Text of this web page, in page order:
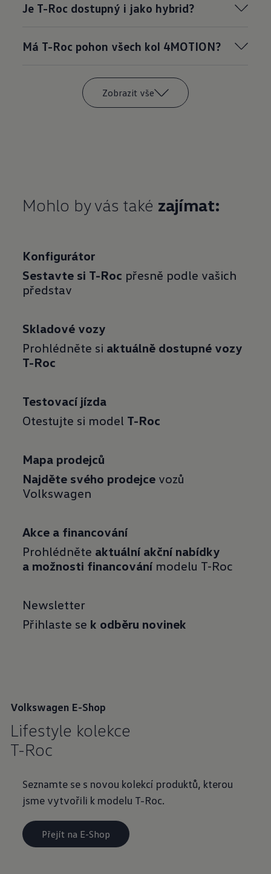
Je T-Roc dostupný i jako hybrid?
Má T-Roc pohon všech kol 4MOTION?
Zobrazit vše
Mohlo by vás také zajímat:
Konfigurátor
Sestavte si T-Roc přesně podle vašich
představ
Skladové vozy
Prohlédněte si aktuálně dostupné vozy
T-Roc
Testovací jízda
Otestujte si model T-Roc
Mapa prodejců
Najděte svého prodejce vozů
Volkswagen
Akce a financování
Prohlédněte aktuální akční nabídky
a možnosti financovánímodelu T-Roc
Newsletter
Přihlaste se k odběru novinek
Volkswagen E-Shop
Lifestyle kolekce
T-Roc
Seznamte se s novou kolekcí produktů, kterou
jsme vytvořili k modelu T-Roc.
Přejít na E-Shop